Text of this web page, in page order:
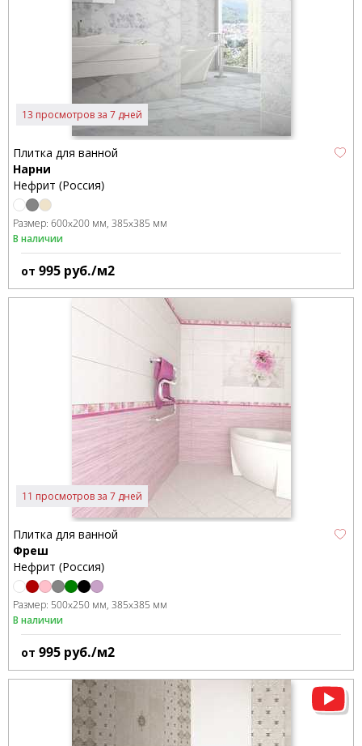
13 просмотров за 7 дней
Плитка для ванной
Нарни
Нефрит (Россия)
Размер: 600x200 мм 385x385 мм
В наличии
от 995 руб./м2
11 просмотров за 7 дней
Плитка для ванной
Фреш
Нефрит (Россия)
Размер: 500x250 мм 385x385 мм
В наличии
от 995 руб./м2